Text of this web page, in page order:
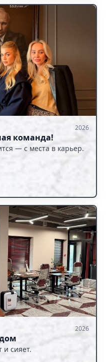
2026
команда!
— с места в карьер.
2026
сияет.